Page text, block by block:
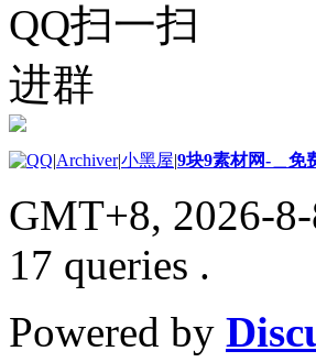
QQ扫一扫
进群
|Archiver|小黑屋|9块9素材网-＿免
GMT+8, 2026-
17 queries .
Powered by